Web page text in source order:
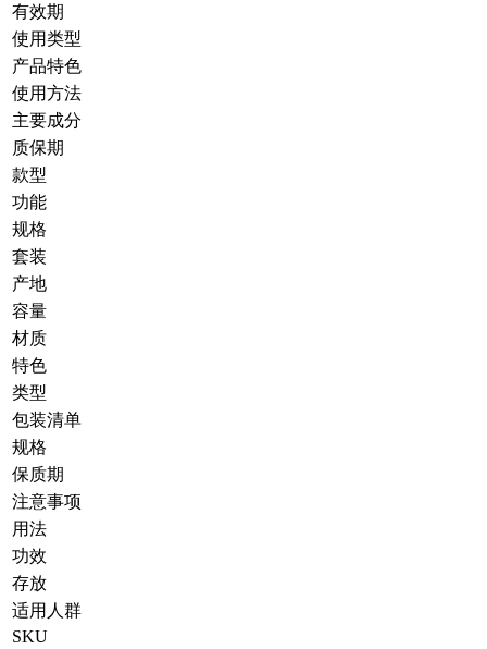
有效期
使用类型
产品特色
使用方法
主要成分
质保期
款型
功能
规格
套装
产地
容量
材质
特色
类型
包装清单
规格
保质期
注意事项
用法
功效
存放
适用人群
SKU